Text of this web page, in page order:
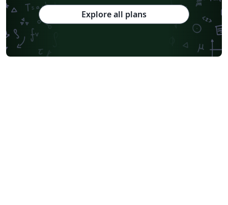
Explore all plans